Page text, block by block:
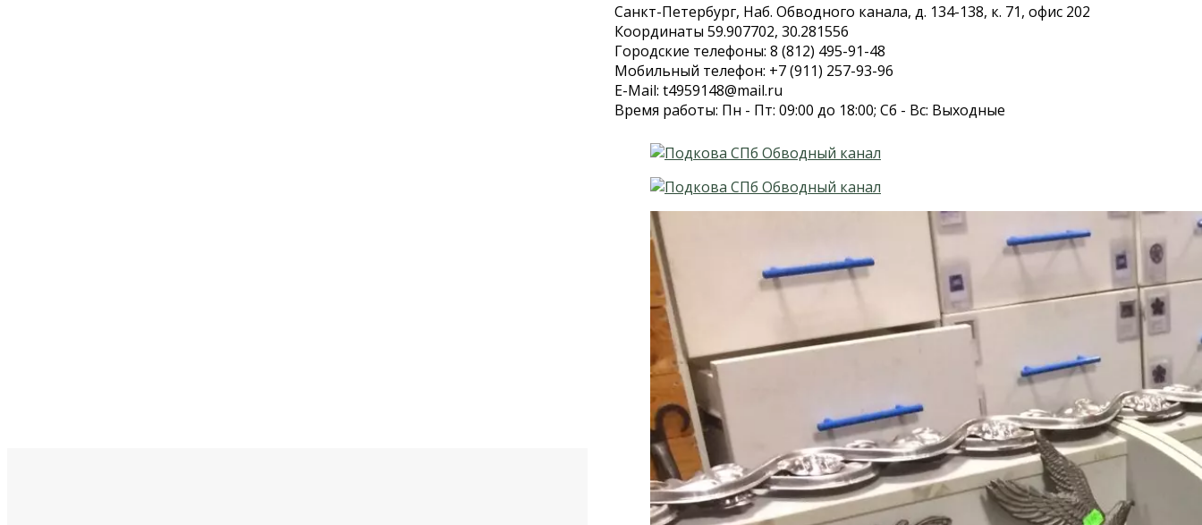
Санкт-Петербург, Наб. Обводного канала, д. 134-138, к. 71, офис 202
Координаты 59.907702, 30.281556
Городские телефоны: 8 (812) 495-91-48
Мобильный телефон: +7 (911) 257-93-96
E-Mail: t4959148@mail.ru
Время работы: Пн - Пт: 09:00 до 18:00; Сб - Вс: Выходные